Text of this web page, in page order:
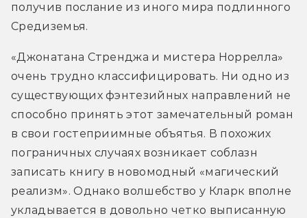
получив послание из иного мира подлинного
Средиземья.
«Джонатана Стренджа и мистера Норрелла»
очень трудно классифицировать. Ни одно из
существующих фэнтезийных направлений не
способно принять этот замечательный роман
в свои гостеприимные объятья. В похожих
пограничных случаях возникает соблазн
записать книгу в новомодный «магический
реализм». Однако волшебство у Кларк вполне
укладывается в довольно четко выписанную